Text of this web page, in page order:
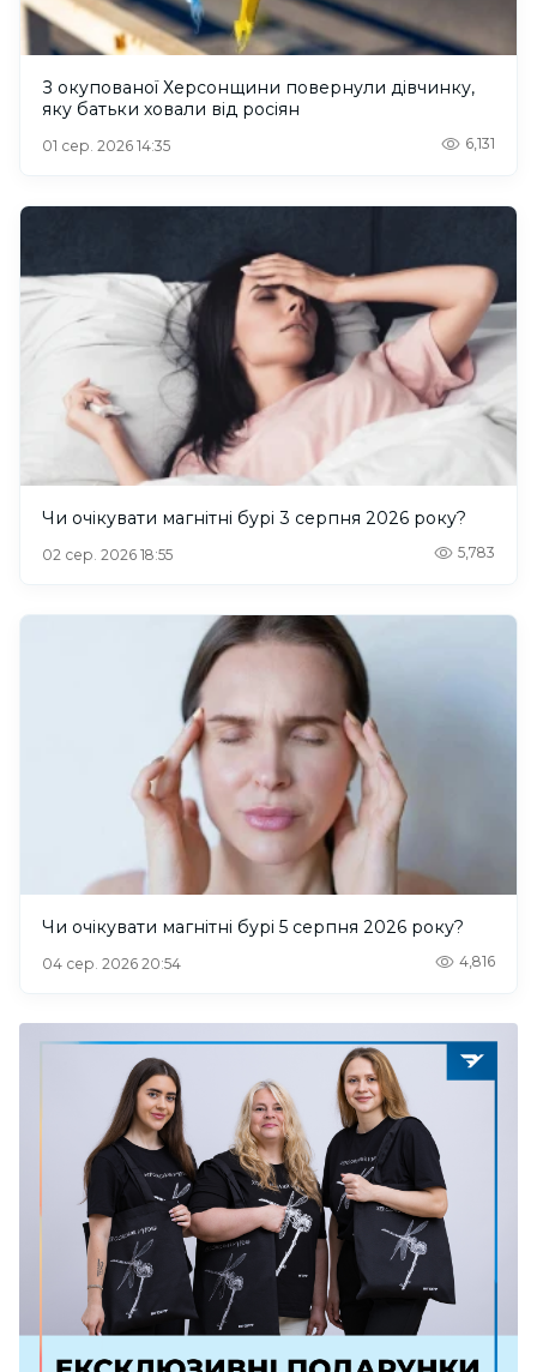
З окупованої Херсонщини повернули дівчинку,
яку батьки ховали від росіян
01 сер. 2026 14:35 6,131
Чи очікувати магнітні бурі 3 серпня 2026 року?
02 сер. 2026 18:55 5,783
Чи очікувати магнітні бурі 5 серпня 2026 року?
04 сер. 2026 20:54 4,816